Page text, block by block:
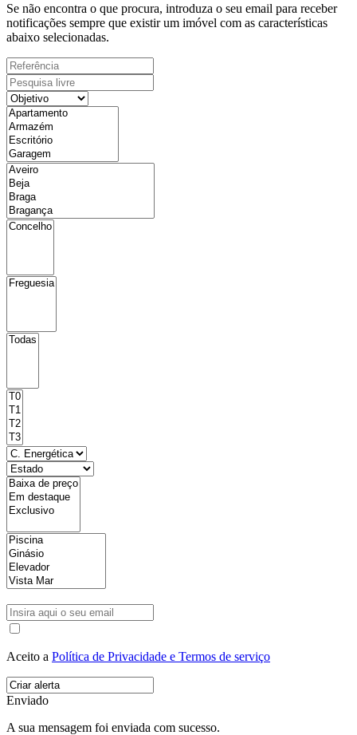
Se não encontra o que procura, introduza o seu email para receber
notificações sempre que existir um imóvel com as características
abaixo selecionadas.
Aceito a Política de Privacidade e Termos de serviço
Enviado
A sua mensagem foi enviada com sucesso.